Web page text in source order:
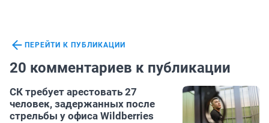
ПЕРЕЙТИ К ПУБЛИКАЦИИ
20 комментариев к публикации
СК требует арестовать 27
человек, задержанных после
стрельбы у офиса Wildberries